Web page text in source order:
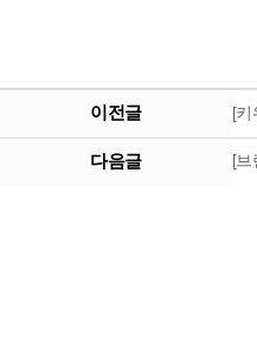
이전글 [키
다음글 [브